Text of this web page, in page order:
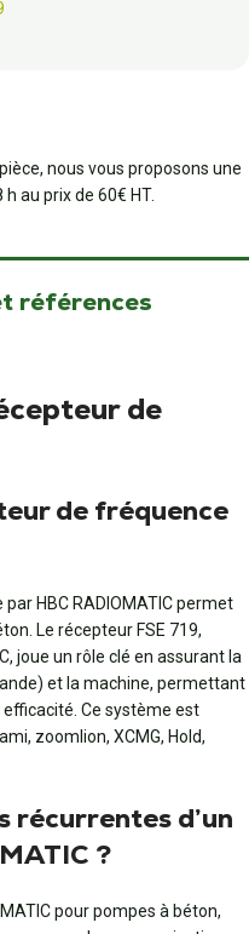
nous vous proposons une
au prix de 60€ HT.
références
de
de fréquence
HBC RADIOMATIC permet
Le récepteur FSE 719,
joue un rôle clé en assurant la
et la machine, permettant
Ce système est
zoomlion, XCMG, Hold,
récurrentes d’un
?
pour pompes à béton,